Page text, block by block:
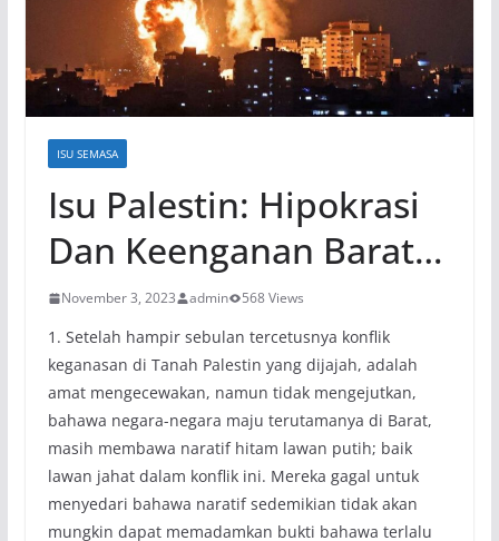
ISU SEMASA
Isu Palestin: Hipokrasi
Dan Keenganan Barat…
November 3, 2023 admin 568 Views
1. Setelah hampir sebulan tercetusnya konflik
keganasan di Tanah Palestin yang dijajah, adalah
amat mengecewakan, namun tidak mengejutkan,
bahawa negara-negara maju terutamanya di Barat,
masih membawa naratif hitam lawan putih; baik
lawan jahat dalam konflik ini. Mereka gagal untuk
menyedari bahawa naratif sedemikian tidak akan
mungkin dapat memadamkan bukti bahawa terlalu